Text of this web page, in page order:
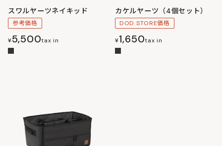
スワルヤーツネイキッド
参考価格
¥5,500tax in
カケルヤーツ（4個セット）
DOD STORE価格
¥1,650tax in